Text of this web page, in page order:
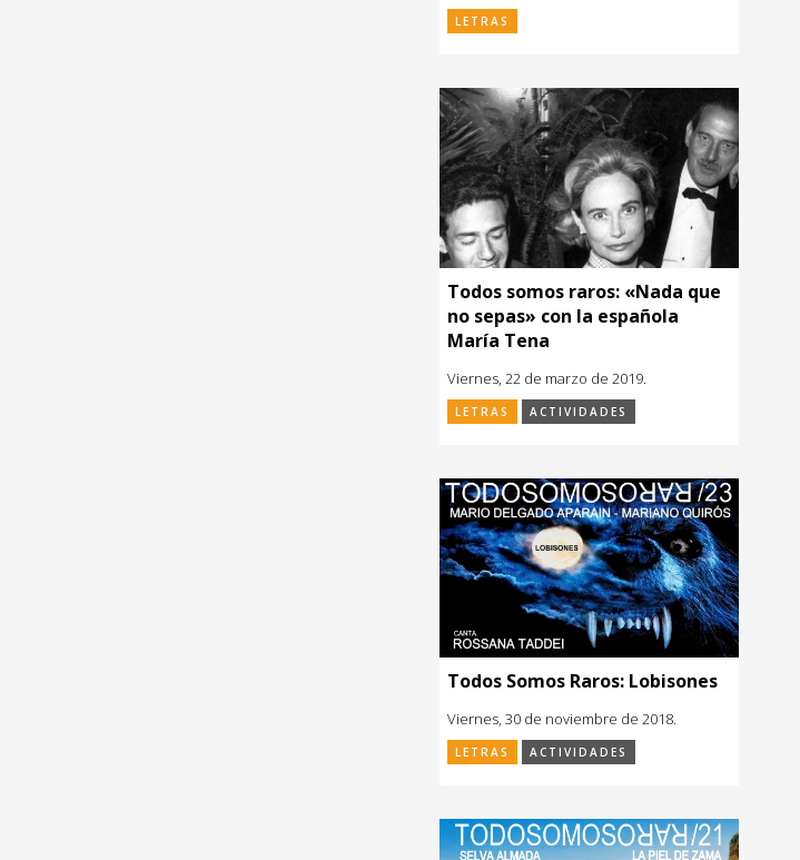
LETRAS
Todos somos raros: «Nada que
no sepas» con la española
María Tena
Viernes, 22 de marzo de 2019.
LETRAS ACTIVIDADES
Todos Somos Raros: Lobisones
Viernes, 30 de noviembre de 2018.
LETRAS ACTIVIDADES